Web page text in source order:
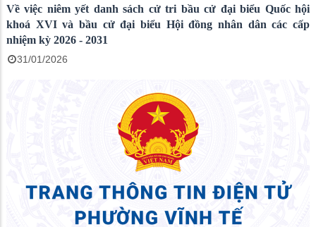
Về việc niêm yết danh sách cử tri bầu cử đại biểu Quốc hội
khoá XVI và bầu cử đại biểu Hội đồng nhân dân các cấp
nhiệm kỳ 2026 - 2031
31/01/2026